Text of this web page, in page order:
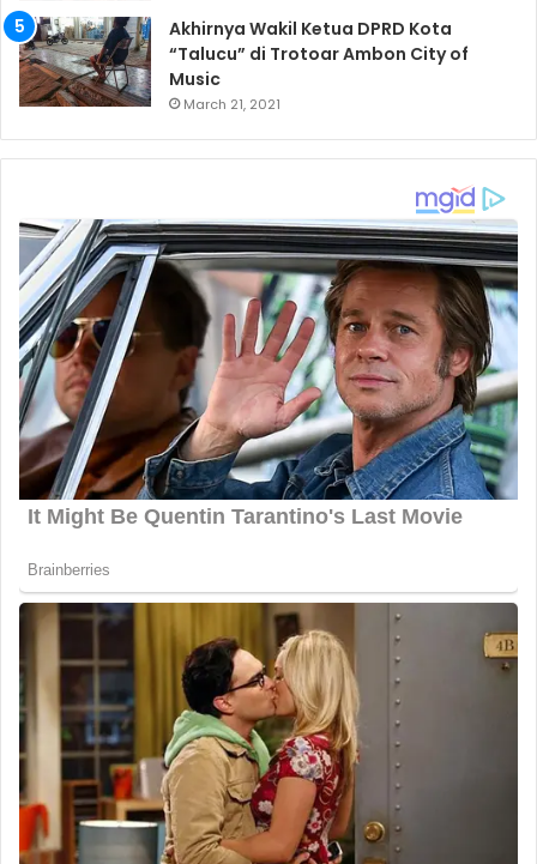
Akhirnya Wakil Ketua DPRD Kota
“Talucu” di Trotoar Ambon City of
Music
March 21, 2021